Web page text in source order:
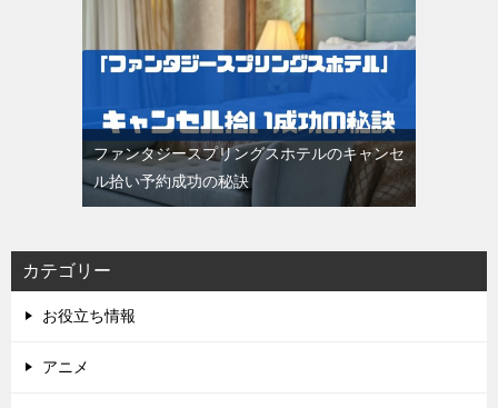
ファンタジースプリングスホテルのキャンセ
ル拾い予約成功の秘訣
カテゴリー
お役立ち情報
アニメ